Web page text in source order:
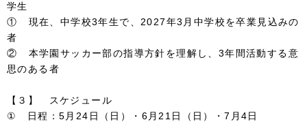
学生
① 現在、中学校3年生で、2027年3月中学校を卒業見込みの
者
② 本学園サッカー部の指導方針を理解し、3年間活動する意
思のある者
【３】 スケジュール
① 日程：5月24日（日）・6月21日（日）・7月4日